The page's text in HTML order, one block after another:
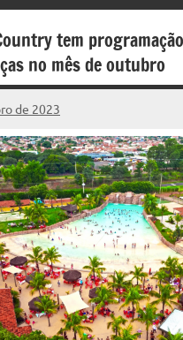
tem
no mês de outubro
de 2023